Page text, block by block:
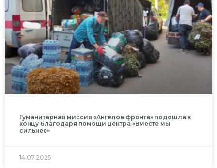
Гуманитарная миссия «Ангелов фронта» подошла к
концу благодаря помощи центра «Вместе мы
сильнее»
14.07.2025